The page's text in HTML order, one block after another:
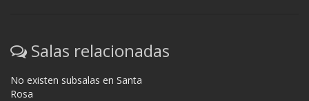
Salas relacionadas
No existen subsalas en Santa
Rosa